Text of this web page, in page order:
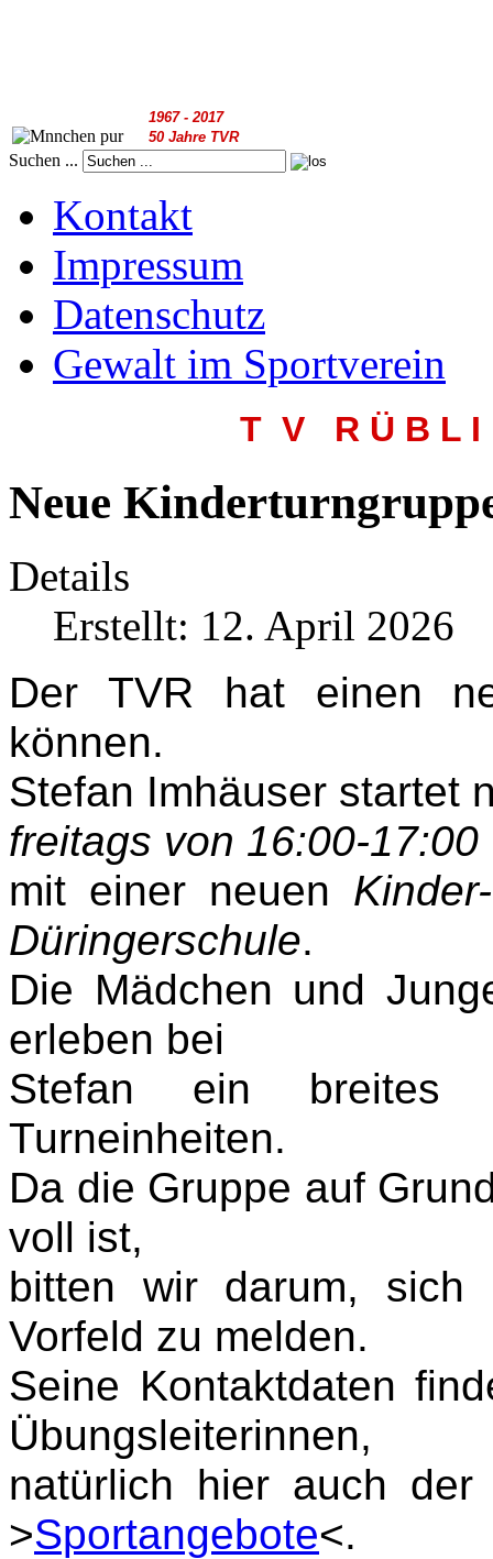
1967 - 2017
50 Jahre TVR
Suchen ...
Kontakt
Impressum
Datenschutz
Gewalt im Sportverein
T V R Ü B L
Neue
Details
Erstellt: 12. April 2026
Der TVR hat einen
können.
Stefan Imhäuser startet
freitags von 16:00-17:00
mit einer neuen
Düringerschule.
Die Mädchen und
erleben bei
Stefan ein breites
Turneinheiten.
Da die Gruppe auf
voll ist,
bitten wir darum, sich
Vorfeld zu melden.
Seine Kontaktdaten
Übungsleiterinnen,
natürlich hier auch
>Sportangebote<.